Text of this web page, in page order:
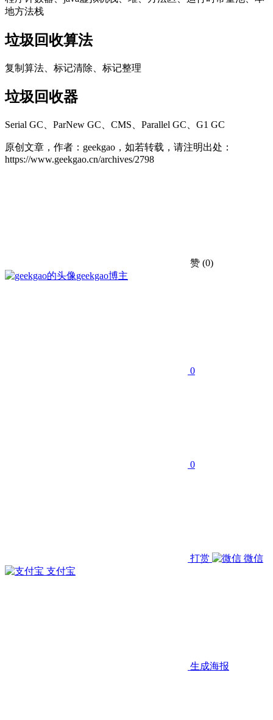
地方法栈
垃圾回收算法
复制算法、标记清除、标记整理
垃圾回收器
Serial GC、ParNew GC、CMS、Parallel GC、G1 GC
原创文章，作者：geekgao，如若转载，请注明出处：
https://www.geekgao.cn/archives/2798
赞 (0)
geekgao博主
0
0
打赏
微信
支付宝
生成海报